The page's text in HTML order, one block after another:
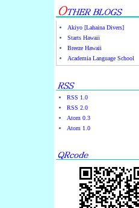
Akiyo [Lahaina Divers]
Starts Hawaii
Breeze Hawaii
Academia Language School
RSS 1.0
RSS 2.0
Atom 0.3
Atom 1.0